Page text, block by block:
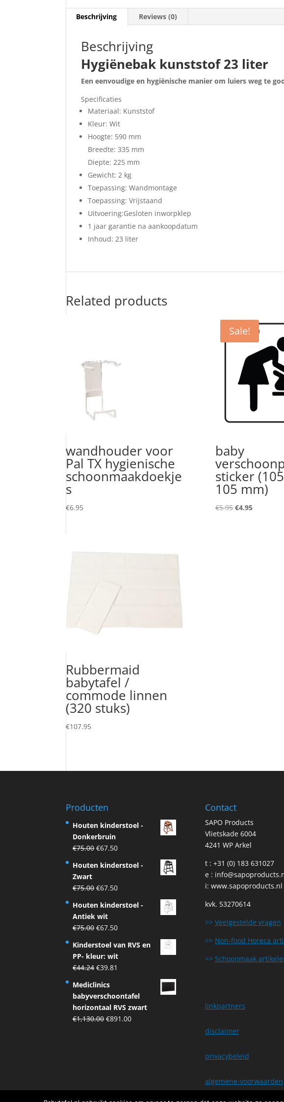
Beschrijving Reviews (0)
Beschrijving
Hygiënebak kunststof 23 liter
Een eenvoudige en hygiënische manier om luiers weg te
Specificaties
Materiaal: Kunststof
Kleur: Wit
Hoogte: 590 mm
Breedte: 335 mm
Diepte: 225 mm
Gewicht: 2 kg
Toepassing: Wandmontage
Toepassing: Vrijstaand
Uitvoering:Gesloten inworpklep
1 jaar garantie na aankoopdatum
Inhoud: 23 liter
Related products
wandhouder voor
Pal TX hygienische
schoonmaakdoekje
s
€6.95
Sale!
baby
sticker
105 mm)
€5.95 Original
€4.95Current
Rubbermaid
babytafel /
commode linnen
(320 stuks)
€107.95
Producten
Houten kinderstoel -
Donkerbruin
€75.00Original
was:
€67.50Current
is:
Houten kinderstoel -
Zwart
€75.00Original
was:
€75.00.
€67.50Current
is:
Houten kinderstoel -
Antiek wit
€75.00Original
was:
€75.00.
€67.50Current
is:
€67.50.
Kinderstoel van RVS en
PP- kleur: wit
€44.24Original
was:
€44.24.
€39.81
€39.81.
Mediclinics
babyverschoontafel
horizontaal RVS zwart
€1,130.00Original
€891.00Current
Contact
SAPO Products
Vlietskade 6004
4241 WP Arkel
t : +31 (0) 183 631027
e :
i: www.sapoproducts.nl
kvk. 53270614
>> Veelgestelde vragen
>> Non-food Horeca
>> Schoonmaak
linkpartners
disclaimer
privacybeleid
algemene-voorwaarden